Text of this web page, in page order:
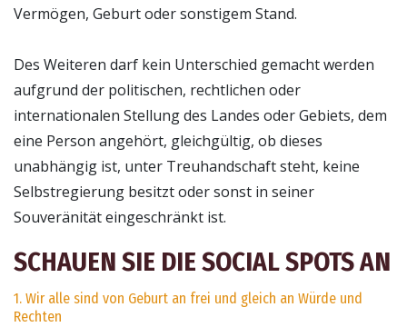
Vermögen, Geburt oder sonstigem Stand.
Des Weiteren darf kein Unterschied gemacht werden
aufgrund der politischen, rechtlichen oder
internationalen Stellung des Landes oder Gebiets, dem
eine Person angehört, gleichgültig, ob dieses
unabhängig ist, unter Treuhandschaft steht, keine
Selbstregierung besitzt oder sonst in seiner
Souveränität eingeschränkt ist.
SCHAUEN SIE DIE SOCIAL SPOTS AN
1. Wir alle sind von Geburt an frei und gleich an Würde und
Rechten